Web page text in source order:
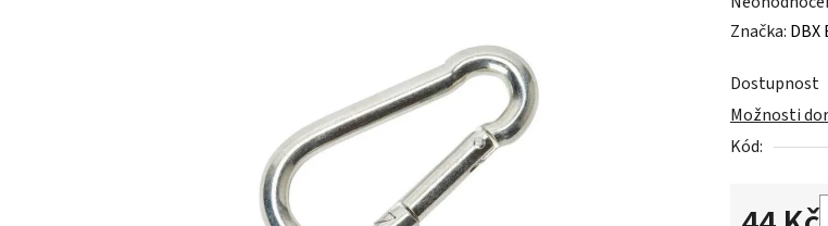
hodnocení
je
0,0
z
hvězdiček.
Značka: DBX
Dostupnost
Možnosti
Kód: